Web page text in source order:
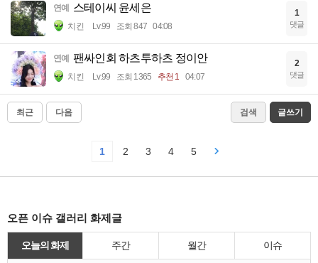
연예 스테이씨 윤세은
치킨 Lv.99 조회 847 04:08
1
댓글
연예 팬싸인회 하츠투하츠 정이안
치킨 Lv.99 조회 1365 추천 1 04:07
2
댓글
최근 다음 검색 글쓰기
1 2 3 4 5
오픈 이슈 갤러리 화제글
오늘의 화제 주간 월간 이슈